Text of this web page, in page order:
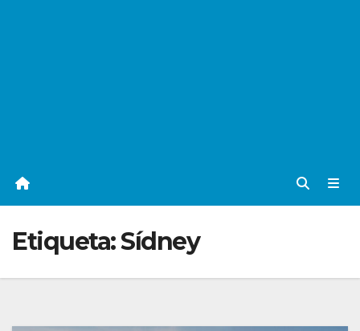
Etiqueta:Sídney